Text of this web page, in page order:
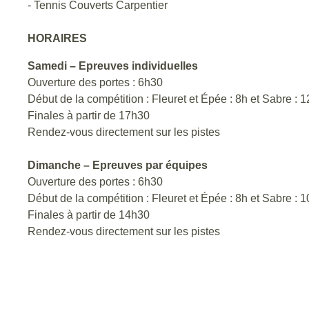
- Tennis Couverts Carpentier
HORAIRES
Samedi – Epreuves individuelles
Ouverture des portes : 6h30
Début de la compétition : Fleuret et Épée : 8h et Sabre :
Finales à partir de 17h30
Rendez-vous directement sur les pistes
Dimanche – Epreuves par équipes
Ouverture des portes : 6h30
Début de la compétition : Fleuret et Épée : 8h et Sabre :
Finales à partir de 14h30
Rendez-vous directement sur les pistes